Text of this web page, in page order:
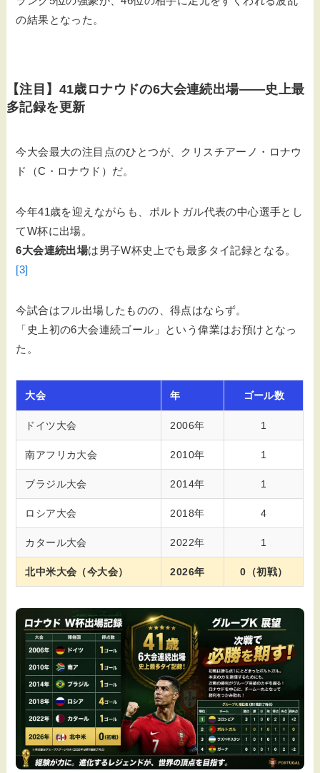
の結果となった。
【注目】41歳ロナウドの6大会連続出場——史上最
多記録を更新
今大会最大の注目点のひとつが、クリスチアーノ・ロナウ
ド（C・ロナウド）だ。
今年41歳を迎えながらも、ポルトガル代表の中心選手とし
てW杯に出場。
6大会連続出場は男子W杯史上でも最多タイ記録となる。
[3]
今試合はフル出場したものの、得点はならず。
「史上初の6大会連続ゴール」という偉業はお預けとなっ
た。
大会 年 ゴール数
ドイツ大会 2006年 1
南アフリカ大会 2010年 1
ブラジル大会 2014年 1
ロシア大会 2018年 4
カタール大会 2022年 1
北中米大会（今大会） 2026年 0（初戦）